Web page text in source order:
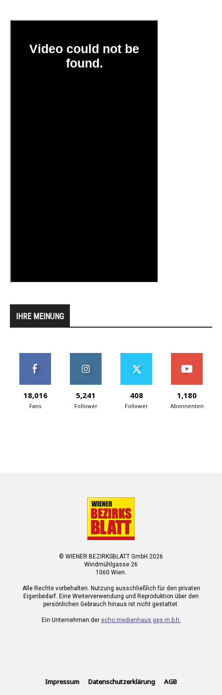
IHRE MEINUNG
18,016
Fans
5,241
Follower
408
Follower
1,180
Abonnenten
© WIENER BEZIRKSBLATT GmbH 2026
Windmühlgasse 26
1060 Wien.
Alle Rechte vorbehalten. Nutzung ausschließlich für den privaten
Eigenbedarf. Eine Weiterverwendung und Reproduktion über den
persönlichen Gebrauch hinaus ist nicht gestattet.
Ein Unternehmen der echo medienhaus ges.m.b.h.
Impressum Datenschutzerklärung AGB